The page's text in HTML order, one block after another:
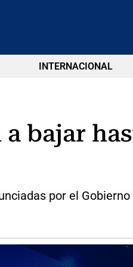
INTERNACIONAL
bajar
por el